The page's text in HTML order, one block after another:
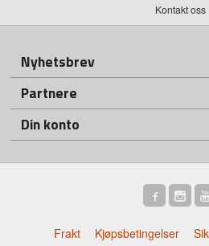
Kontakt oss
Nyhetsbrev
Partnere
Din konto
Frakt Kjøpsbetingelser